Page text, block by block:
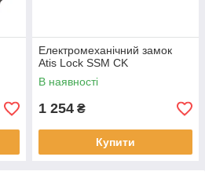
Електромеханічний замок
Atis Lock SSM CK
В наявності
1 254 ₴
Купити